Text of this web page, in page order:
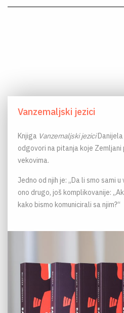
Vanzemaljski jezici
Knjiga Vanzemaljski jeziciDanijela
odgovori na pitanja koje
vekovima.
Jedno od njih je: „Da li smo sami
ono drugo, još komplikovanije:
kako bismo komunicirali sa njim?“